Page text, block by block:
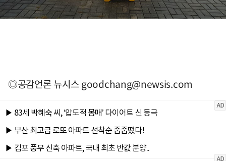
◎공감언론 뉴시스goodchang@newsis.com